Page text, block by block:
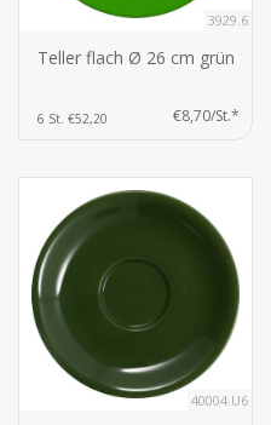
3929.6
Teller flach Ø 26 cm grün
6 St. €52,20 €8,70/St.*
40004.U6